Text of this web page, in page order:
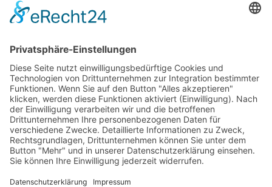
Kontakt Messen Zahlen und Fakten Downloads
Denken Sie Über uns